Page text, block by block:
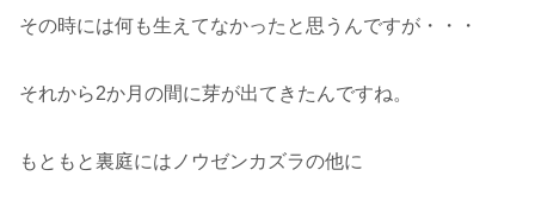
その時には何も生えてなかったと思うんですが・・・
それから2か月の間に芽が出てきたんですね。
もともと裏庭にはノウゼンカズラの他に